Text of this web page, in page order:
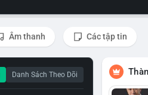
Âm thanh Các tập tin
Danh Sách Theo Dõi